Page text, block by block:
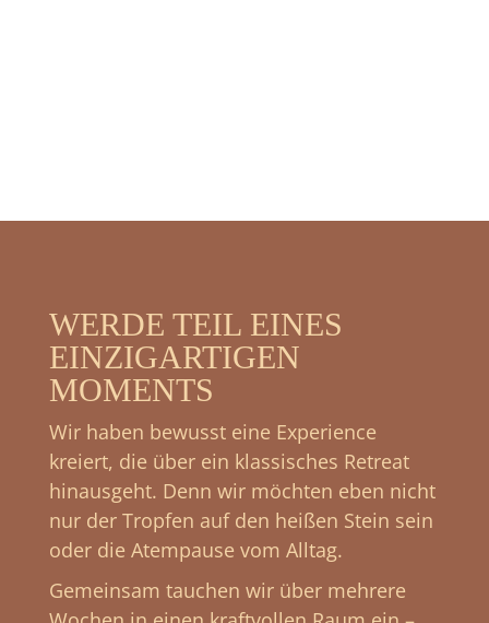
WERDE TEIL EINES
EINZIGARTIGEN
MOMENTS
Wir haben bewusst eine Experience
kreiert, die über ein klassisches Retreat
hinausgeht. Denn wir möchten eben nicht
nur der Tropfen auf den heißen Stein sein
oder die Atempause vom Alltag.
Gemeinsam tauchen wir über mehrere